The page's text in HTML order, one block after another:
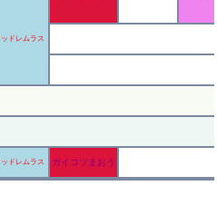
ドレムラス
ドレムラス ガイコツまおう